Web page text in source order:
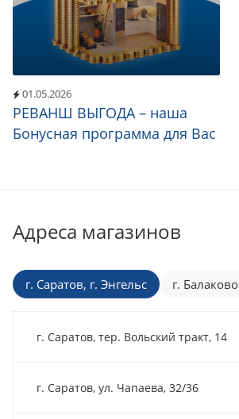
01.05.2026
РЕВАНШ ВЫГОДА – наша
Бонусная программа для Вас
Адреса магазинов
г. Саратов, г. Энгельс г. Балаково
г. Саратов, тер. Вольский тракт, 14
г. Саратов, ул. Чапаева, 32/36